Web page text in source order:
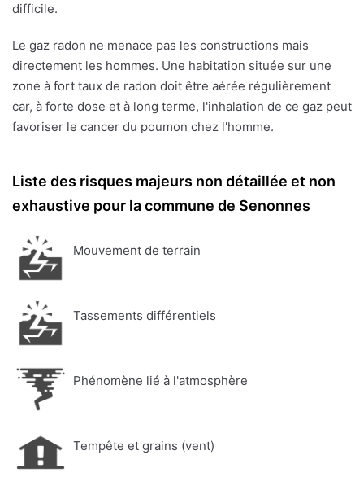
difficile.
Le gaz radon ne menace pas les constructions mais
directement les hommes. Une habitation située sur une
zone à fort taux de radon doit être aérée régulièrement
car, à forte dose et à long terme, l'inhalation de ce gaz peut
favoriser le cancer du poumon chez l'homme.
Liste des risques majeurs non détaillée et non
exhaustive pour la commune de Senonnes
Mouvement de terrain
Tassements différentiels
Phénomène lié à l'atmosphère
Tempête et grains (vent)